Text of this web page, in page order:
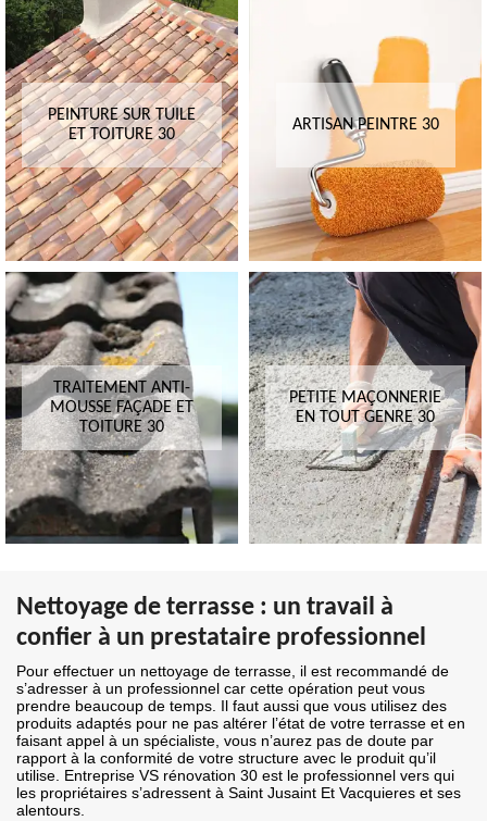
PEINTURE SUR TUILE
ET TOITURE 30
ARTISAN PEINTRE 30
TRAITEMENT ANTI-
MOUSSE FAÇADE ET
TOITURE 30
PETITE MAÇONNERIE
EN TOUT GENRE 30
Nettoyage de terrasse : un travail à
confier à un prestataire professionnel
Pour effectuer un nettoyage de terrasse, il est recommandé de
s’adresser à un professionnel car cette opération peut vous
prendre beaucoup de temps. Il faut aussi que vous utilisez des
produits adaptés pour ne pas altérer l’état de votre terrasse et en
faisant appel à un spécialiste, vous n’aurez pas de doute par
rapport à la conformité de votre structure avec le produit qu’il
utilise. Entreprise VS rénovation 30 est le professionnel vers qui
les propriétaires s’adressent à Saint Jusaint Et Vacquieres et ses
alentours.